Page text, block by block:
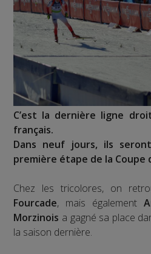
C’est la dernière ligne
français.
Dans neuf jours, ils
première étape de la Coupe
Chez les tricolores, on
Fourcade, mais également
Morzinois a gagné sa place
la saison dernière.